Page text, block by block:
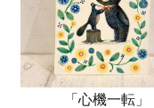
「心機一転」